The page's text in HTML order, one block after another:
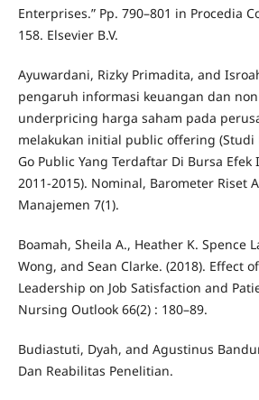
Enterprises.” Pp. 790–801 in Procedia
158. Elsevier B.V.
Ayuwardani, Rizky Primadita, and
pengaruh informasi keuangan dan
underpricing harga saham pada
melakukan initial public offering (Studi
Go Public Yang Terdaftar Di Bursa Efek
2011-2015). Nominal, Barometer Riset
Manajemen 7(1).
Boamah, Sheila A., Heather K. Spence
Wong, and Sean Clarke. (2018). Effect
Leadership on Job Satisfaction and
Nursing Outlook 66(2) : 180–89.
Budiastuti, Dyah, and Agustinus
Dan Reabilitas Penelitian.